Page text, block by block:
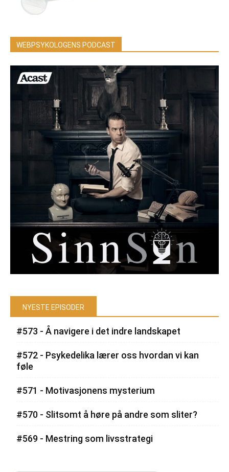
WEBPSYKOLOGENS PODCAST
NYESTE EPISODER
#573 - Å navigere i det indre landskapet
#572 - Psykedelika lærer oss hvordan vi kan
føle
#571 - Motivasjonens mysterium
#570 - Slitsomt å høre på andre som sliter?
#569 - Mestring som livsstrategi